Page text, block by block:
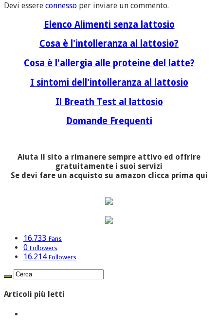
Devi essere connesso per inviare un commento.
Elenco Alimenti senza lattosio
Cosa è l'intolleranza al lattosio?
Cosa è l'allergia alle proteine del latte?
I sintomi dell'intolleranza al lattosio
Il Breath Test al lattosio
Domande Frequenti
Aiuta il sito a rimanere sempre attivo ed offrire
gratuitamente i suoi servizi
Se devi fare un acquisto su amazon clicca prima qui
16.733 Fans
0 Followers
16.214 Followers
Articoli più letti